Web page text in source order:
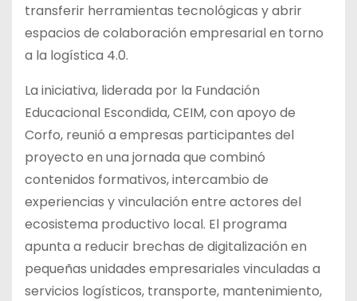
transferir herramientas tecnológicas y abrir
espacios de colaboración empresarial en torno
a la logística 4.0.
La iniciativa, liderada por la Fundación
Educacional Escondida, CEIM, con apoyo de
Corfo, reunió a empresas participantes del
proyecto en una jornada que combinó
contenidos formativos, intercambio de
experiencias y vinculación entre actores del
ecosistema productivo local. El programa
apunta a reducir brechas de digitalización en
pequeñas unidades empresariales vinculadas a
servicios logísticos, transporte, mantenimiento,